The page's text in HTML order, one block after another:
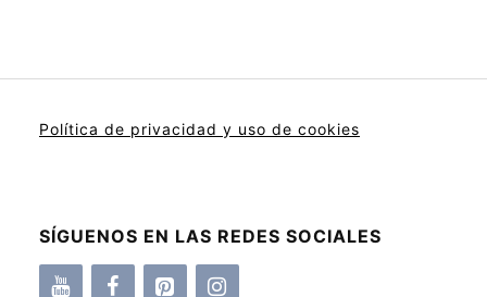
Política de privacidad y uso de cookies
SÍGUENOS EN LAS REDES SOCIALES